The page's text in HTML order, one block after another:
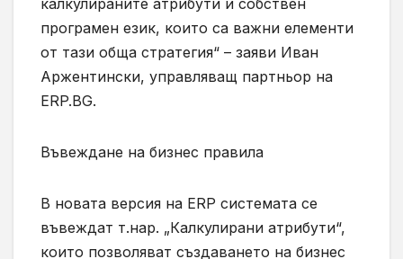
калкулираните атрибути и собствен
програмен език, които са важни елементи
от тази обща стратегия“ – заяви Иван
Аржентински, управляващ партньор на
ERP.BG.
Въвеждане на бизнес правила
В новата версия на ERP системата се
въвеждат т.нар. „Калкулирани атрибути“,
които позволяват създаването на бизнес